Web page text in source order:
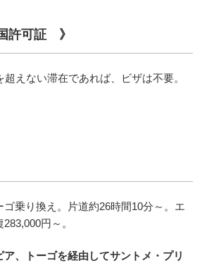
許可証 》
超えない滞在であれば、ビザは不要。
ゴ乗り換え。片道約26時間10分～。エ
円～。
、トーゴを経由してサントメ・プリ